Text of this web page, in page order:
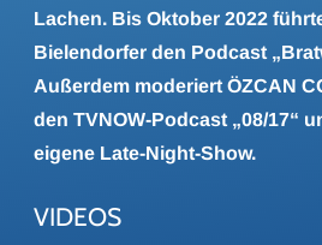
Lachen. Bis Oktober 2022
Bielendorfer den Podcast
Außerdem moderiert ÖZCAN
den TVNOW-Podcast „08/17“
eigene Late-Night-Show.
VIDEOS